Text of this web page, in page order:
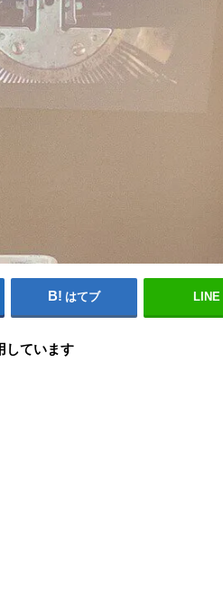
はてブ LINE
しています